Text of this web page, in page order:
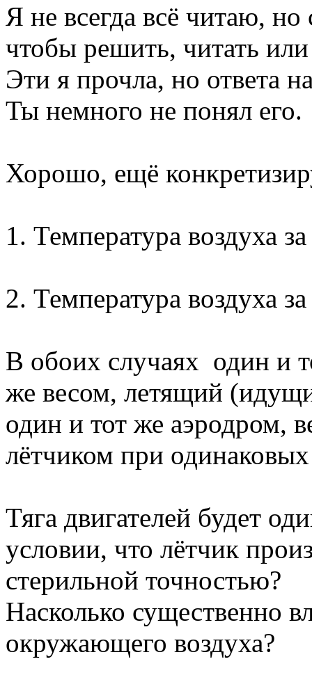
Я не всегда всё читаю,
чтобы решить, читать или
Эти я прочла, но ответа
Ты немного не понял его.
Хорошо, ещё
1. Температура воздуха
2. Температура воздуха
В обоих случаях один и
же весом, летящий
один и тот же аэродром,
лётчиком при
Тяга двигателей будет
условии, что лётчик
стерильной точностью?
Насколько существенно
окружающего воздуха?